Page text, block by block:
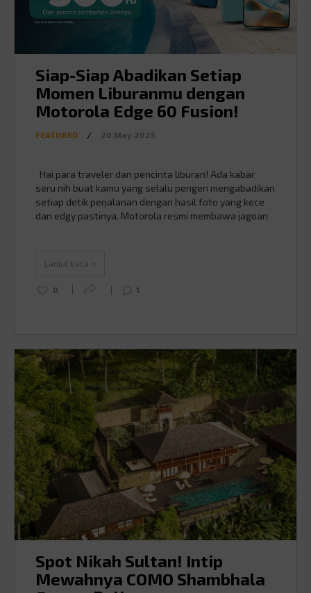
Siap-Siap Abadikan Setiap
Momen Liburanmu dengan
Motorola Edge 60 Fusion!
FEATURED / 20.May.2025
Hai para traveler dan pencinta liburan! Ada kabar
seru nih buat kamu yang selalu pengen mengabadikan
setiap detik perjalanan dengan hasil foto yang kece
dan edgy pastinya. Motorola resmi membawa jagoan
liburanmu? …
Lanjut baca >
0 1
Spot Nikah Sultan! Intip
Mewahnya COMO Shambhala